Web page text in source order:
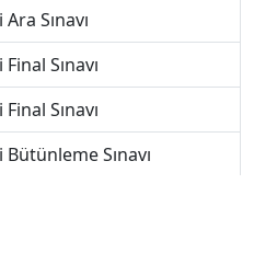
Sınavı
Sınavı
Sınavı
Sınavı